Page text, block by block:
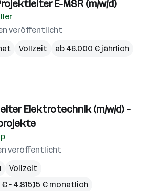
E-MSR (m/w/d)
veröffentlicht
Vollzeit ab 46.000 € jährlich
Elektrotechnik (m/w/d) –
veröffentlicht
Vollzeit
– 4.815,15 € monatlich